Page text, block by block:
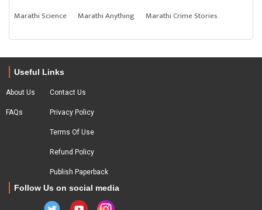
Marathi Science
Marathi Anything Marathi Crime Stories
Useful Links
About Us
FAQs
Contact Us
Privacy Policy
Terms Of Use
Refund Policy
Publish Paperback
Follow Us on social media